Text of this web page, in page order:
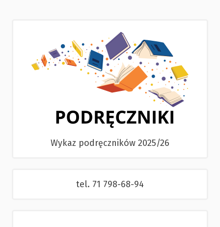
Wykaz podręczników 2025/26
tel. 71 798-68-94